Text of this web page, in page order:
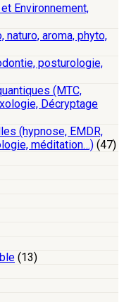
Environnement,
aroma, phyto,
posturologie,
(MTC,
Décryptage
(hypnose, EMDR,
méditation…) (47)
(13)